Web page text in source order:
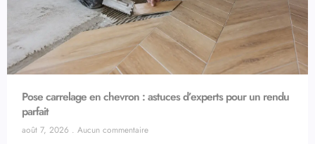
Pose carrelage en chevron : astuces d’experts pour un rendu
parfait
août 7, 2026 Aucun commentaire